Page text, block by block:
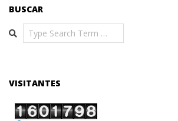
BUSCAR
Search
VISITANTES